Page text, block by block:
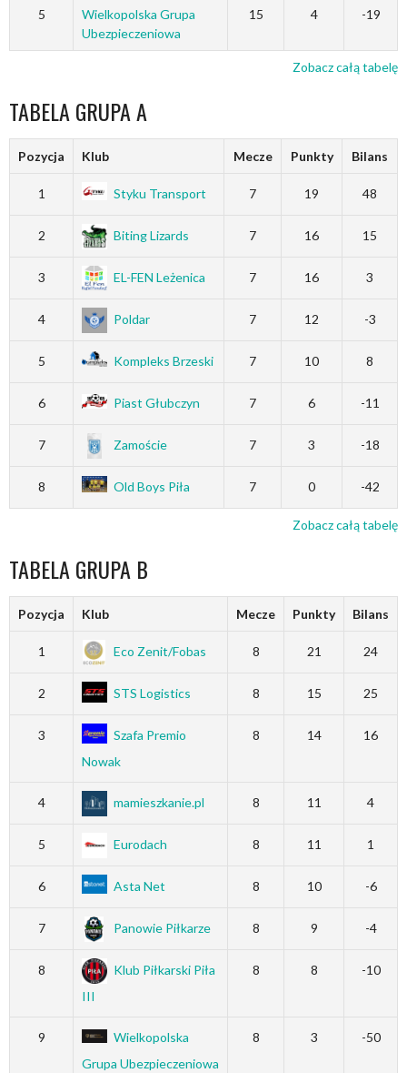
5
Wielkopolska Grupa
Ubezpieczeniowa
15 4 -19
Zobacz całą tabelę
TABELA GRUPA A
Pozycja Klub Mecze Punkty Bilans
1 Styku Transport 7 19 48
2 Biting Lizards 7 16 15
3 EL-FEN Leżenica 7 16 3
4 Poldar 7 12 -3
5 Kompleks Brzeski 7 10 8
6 Piast Głubczyn 7 6 -11
7 Zamoście 7 3 -18
8 Old Boys Piła 7 0 -42
Zobacz całą tabelę
TABELA GRUPA B
Pozycja Klub Mecze Punkty Bilans
1 Eco Zenit/Fobas 8 21 24
2 STS Logistics 8 15 25
3
Szafa Premio
Nowak
8 14 16
4 mamieszkanie.pl 8 11 4
5 Eurodach 8 11 1
6 Asta Net 8 10 -6
7 Panowie Piłkarze 8 9 -4
8
Klub Piłkarski Piła
III
8 8 -10
9
Wielkopolska
Grupa Ubezpieczeniowa
8 3 -50